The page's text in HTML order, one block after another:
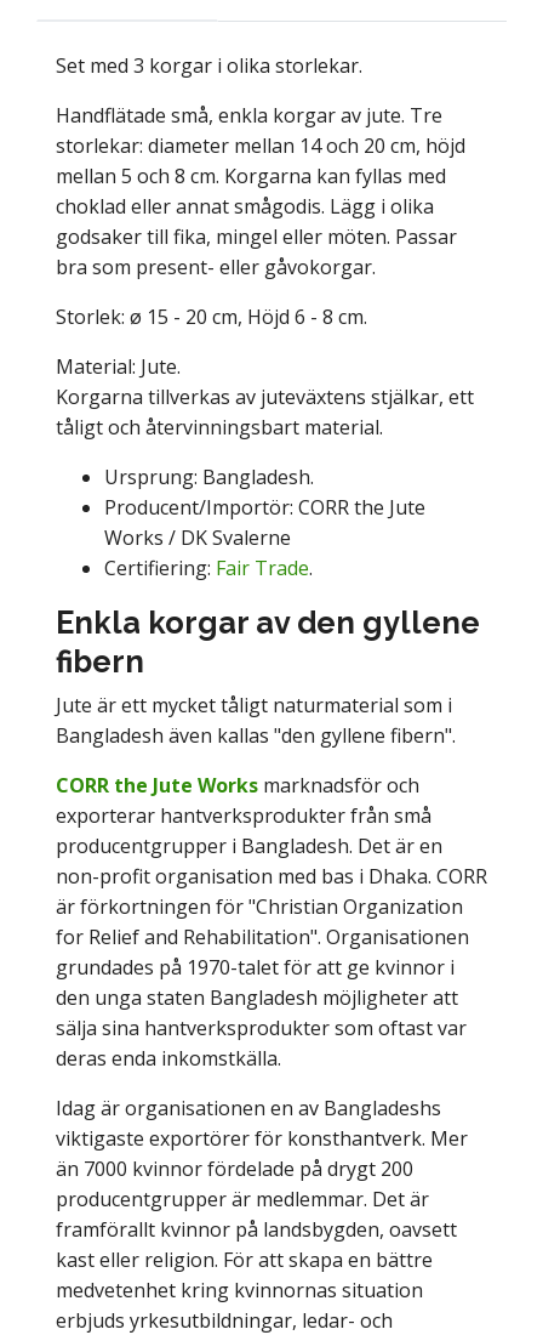
Set med 3 korgar i olika storlekar.
Handflätade små, enkla korgar av jute. Tre
storlekar: diameter mellan 14 och 20 cm, höjd
mellan 5 och 8 cm. Korgarna kan fyllas med
choklad eller annat smågodis. Lägg i olika
godsaker till fika, mingel eller möten. Passar
bra som present- eller gåvokorgar.
Storlek: ø 15 - 20 cm, Höjd 6 - 8 cm.
Material: Jute.
Korgarna tillverkas av juteväxtens stjälkar, ett
tåligt och återvinningsbart material.
Ursprung: Bangladesh.
Producent/Importör: CORR the Jute
Works / DK Svalerne
Certifiering: Fair Trade.
Enkla korgar av den gyllene
fibern
Jute är ett mycket tåligt naturmaterial som i
Bangladesh även kallas "den gyllene fibern".
CORR the Jute Works marknadsför och
exporterar hantverksprodukter från små
producentgrupper i Bangladesh. Det är en
non-profit organisation med bas i Dhaka. CORR
är förkortningen för "Christian Organization
for Relief and Rehabilitation". Organisationen
grundades på 1970-talet för att ge kvinnor i
den unga staten Bangladesh möjligheter att
sälja sina hantverksprodukter som oftast var
deras enda inkomstkälla.
Idag är organisationen en av Bangladeshs
viktigaste exportörer för konsthantverk. Mer
än 7000 kvinnor fördelade på drygt 200
producentgrupper är medlemmar. Det är
framförallt kvinnor på landsbygden, oavsett
kast eller religion. För att skapa en bättre
medvetenhet kring kvinnornas situation
erbjuds yrkesutbildningar, ledar- och